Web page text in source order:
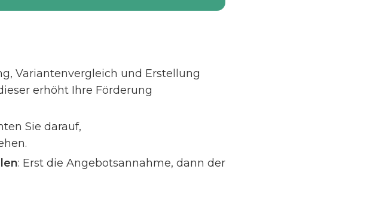
Variantenvergleich und Erstellung
erhöht Ihre Förderung
Sie darauf,
: Erst die Angebotsannahme, dann der